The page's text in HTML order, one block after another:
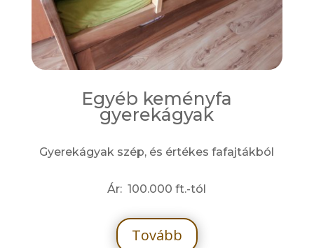
Egyéb keményfa
gyerekágyak
Gyerekágyak szép, és értékes fafajtákból
Ár: 100.000 ft.-tól
Tovább